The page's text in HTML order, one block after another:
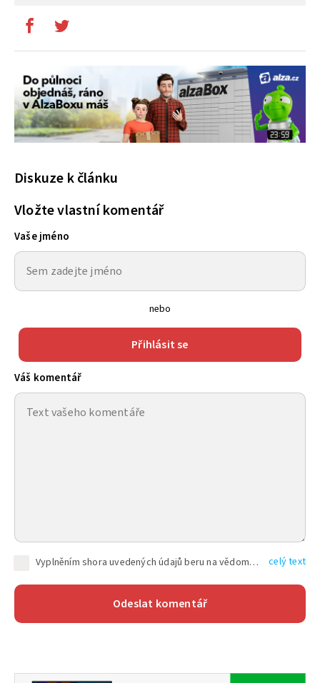
Diskuze k článku
Vložte vlastní komentář
Vaše jméno
nebo
Přihlásit se
Váš komentář
Vyplněním shora uvedených údajů beru na vědomí, že společnost TEXT FACTORY s.r.o., sídlem Brno, Durďákova 336/29, Černá Pole, PSČ: 613 00, IČ: 06157831, zapsané u Krajského soudu v Brně, oddíl C, vložka 100399, bude zpracovávat mé osobní údaje uvedené v rámci mnou vyplněného registračního formuláře na základě oprávněných zájmů TEXT FACTORY s.r.o. dle čl. 6 odst. 1 písm. f) GDPR a pro splnění právních povinností (čl. 6 odst. 1 písm. c) GDPR), a to pro tyto účely: nezbytnost zajistit oprávnění návštěvníka webových stránek provozovaných společností TEXT FACTORY s.r.o. přispívat aktivně ke zveřejněným článkům nebo v rámci diskusních fór a výkon práv TEXT FACTORY s.r.o. jako administrátora těchto diskusních fór. Více informací o zpracování osobních údajů a právech lze nalézt v celý text